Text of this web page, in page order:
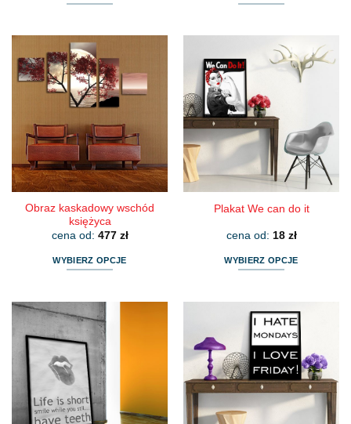
ma
wiele
wariantów.
Opcje
można
wybrać
na
stronie
produktu
wiele
wariantów.
Opcje
można
wybrać
na
stronie
produktu
Obraz kaskadowy wschód
księżyca
cena od: 477 zł
WYBIERZ OPCJE
ma
wiele
wariantów.
Opcje
można
wybrać
na
Plakat We can do it
cena od: 18 zł
WYBIERZ OPCJE
ma
wiele
wariantów.
Opcje
można
wybrać